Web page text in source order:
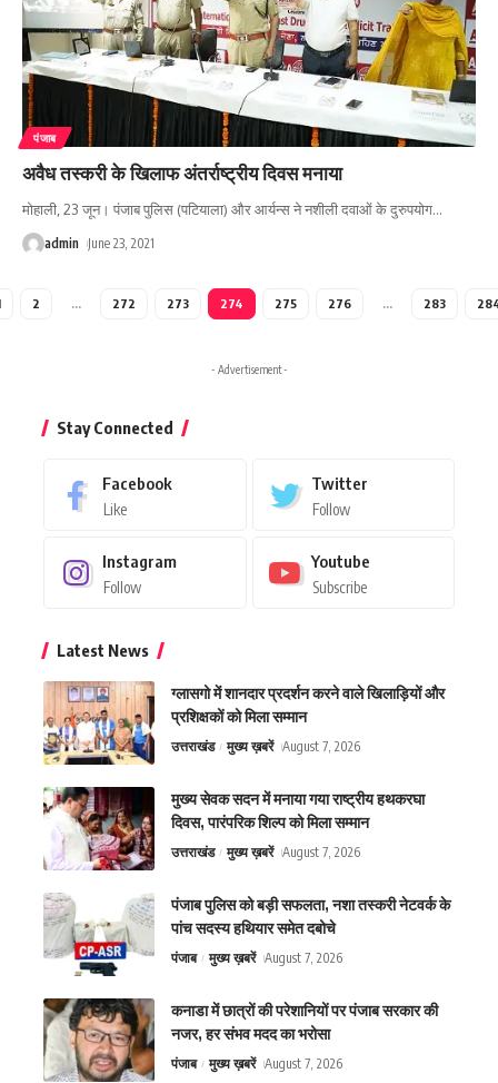
पंजाब
अवैध तस्करी के खिलाफ अंतर्राष्ट्रीय दिवस मनाया
मोहाली, 23 जून। पंजाब पुलिस (पटियाला) और आर्यन्स ने नशीली दवाओं के दुरुपयोग…
admin June 23, 2021
2 … 272 273 274 275 276 … 283
- Advertisement -
Stay Connected
Facebook
Like
Twitter
Follow
Instagram
Follow
Youtube
Subscribe
Latest News
ग्लासगो में शानदार प्रदर्शन करने वाले खिलाड़ियों और
प्रशिक्षकों को मिला सम्मान
उत्तराखंड मुख्य ख़बरें August 7, 2026
मुख्य सेवक सदन में मनाया गया राष्ट्रीय हथकरघा
दिवस, पारंपरिक शिल्प को मिला सम्मान
उत्तराखंड मुख्य ख़बरें August 7, 2026
पंजाब पुलिस को बड़ी सफलता, नशा तस्करी नेटवर्क के
पांच सदस्य हथियार समेत दबोचे
पंजाब मुख्य ख़बरें August 7, 2026
कनाडा में छात्रों की परेशानियों पर पंजाब सरकार की
नजर, हर संभव मदद का भरोसा
पंजाब मुख्य ख़बरें August 7, 2026